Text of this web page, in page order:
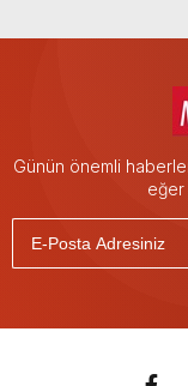
Günün önemli
eğer